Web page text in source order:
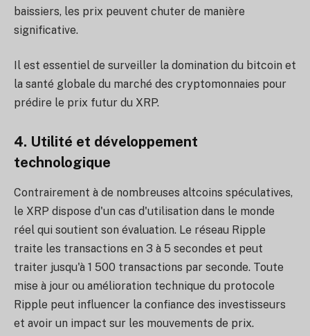
baissiers, les prix peuvent chuter de manière
significative.
Il est essentiel de surveiller la domination du bitcoin et
la santé globale du marché des cryptomonnaies pour
prédire le prix futur du XRP.
4. Utilité et développement
technologique
Contrairement à de nombreuses altcoins spéculatives,
le XRP dispose d'un cas d'utilisation dans le monde
réel qui soutient son évaluation. Le réseau Ripple
traite les transactions en 3 à 5 secondes et peut
traiter jusqu'à 1 500 transactions par seconde. Toute
mise à jour ou amélioration technique du protocole
Ripple peut influencer la confiance des investisseurs
et avoir un impact sur les mouvements de prix.